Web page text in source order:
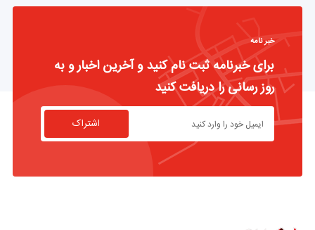
خبر نامه
برای خبرنامه ثبت نام کنید و آخرین اخبار و به
روز رسانی را دریافت کنید
اشتراک